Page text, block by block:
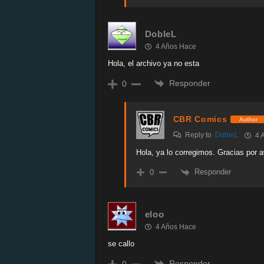
DobleL
4 Años Hace
Hola, el archivo ya no esta
0 Responder
CBR Comics Author
Reply to DobleL 4
Hola, ya lo corregimos. Gracias por
0 Responder
eloo
4 Años Hace
se callo